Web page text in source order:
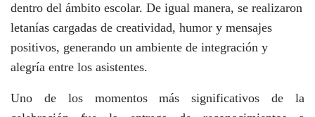
dentro del ámbito escolar. De igual manera, se realizaron
letanías cargadas de creatividad, humor y mensajes
positivos, generando un ambiente de integración y
alegría entre los asistentes.
Uno de los momentos más significativos de la